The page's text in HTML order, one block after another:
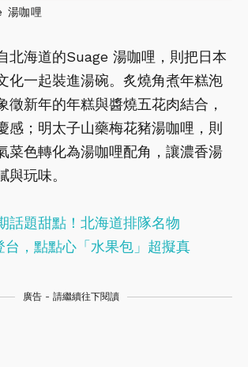
湯咖哩
北海道的Suage 湯咖哩，則把日本
化一起裝進湯碗。炙燒角煮年糕泡
徵新年的年糕與醬燒五花肉結合，
感；明太子山藥梅花豬湯咖哩，則
菜色轉化為湯咖哩配角，讓濃香湯
與玩味。
話題甜點！北海道排隊名物
台，點點心「水果包」超擬真
廣告 - 請繼續往下閱讀